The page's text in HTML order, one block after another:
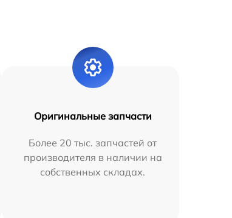
Оригинальные запчасти
Более 20 тыс. запчастей от
производителя в наличии на
собственных складах.